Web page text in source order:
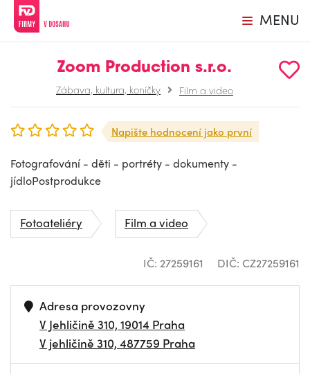
MENU
Zoom Production s.r.o.
Zábava, kultura, koníčky Film a video
Napište hodnocení jako první
Fotografování - děti - portréty - dokumenty -
jídloPostprodukce
Fotoateliéry Film a video
IČ: 27259161 DIČ: CZ27259161
Adresa provozovny
V Jehličině 310, 19014 Praha
V jehličině 310, 487759 Praha